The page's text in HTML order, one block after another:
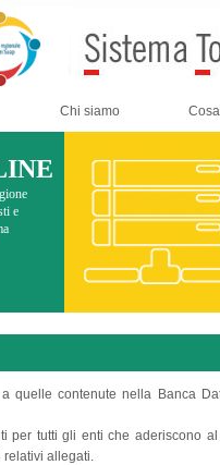
Chi siamo
e
quelle contenute nella Banca
per tutti gli enti che
relativi allegati.